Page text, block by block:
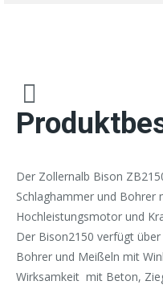
Der Zollernalb Bison
Schlaghammer und Bohrer
Hochleistungsmotor und
Der Bison2150 verfügt
Bohrer und Meißeln mit
Wirksamkeit mit Beton,